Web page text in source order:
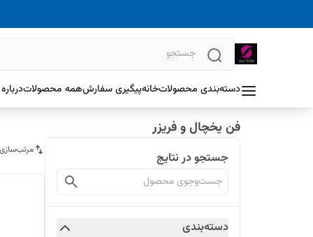
دسته‌بندی محصولاتخانهپیگیری سفارشهمه محصولات
فن یخچال و فریزر
جستجو در نتایج
دسته‌بندی